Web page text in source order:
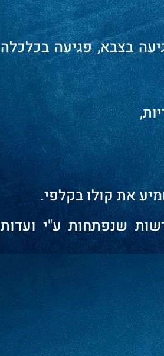
בצבא, פגיעה בכלכלה
את קולו בקלפי.
שנפתחות ע"י ועדות